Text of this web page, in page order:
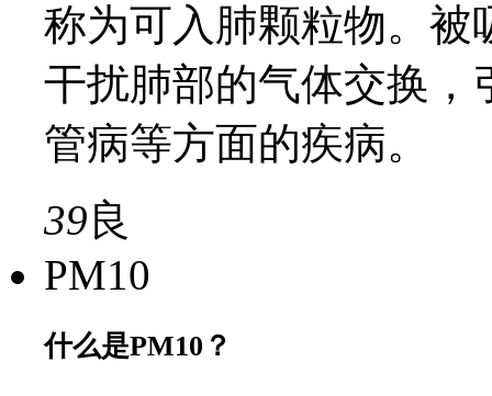
称为可入肺颗粒物。被
干扰肺部的气体交换，
管病等方面的疾病。
39良
PM10
什么是PM10？